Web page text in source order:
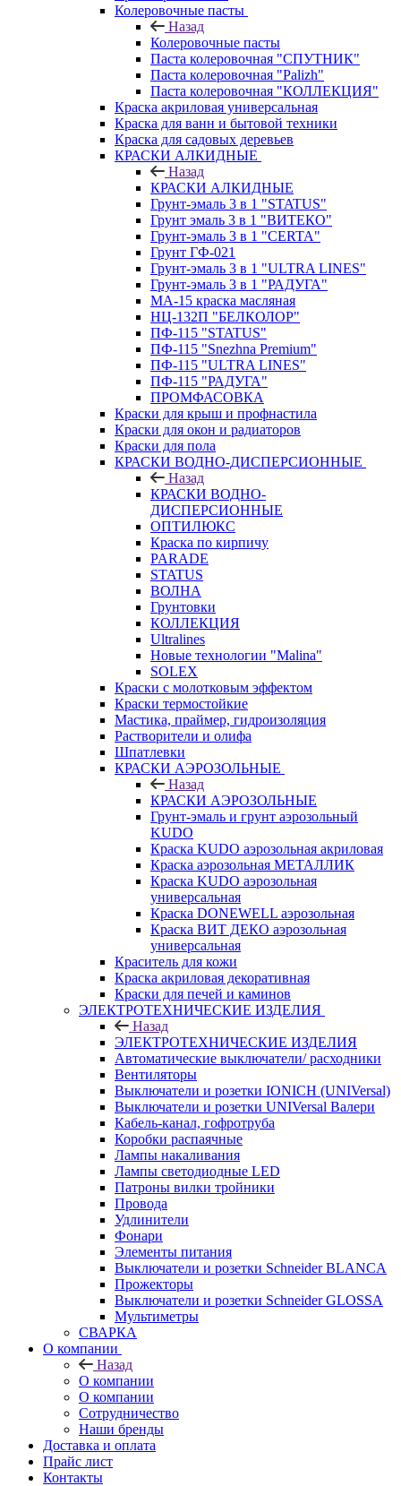
Колеровочные пасты
Назад
Колеровочные пасты
Паста колеровочная "СПУТНИК"
Паста колеровочная "Palizh"
Паста колеровочная "КОЛЛЕКЦИЯ"
Краска акриловая универсальная
Краска для ванн и бытовой техники
Краска для садовых деревьев
КРАСКИ АЛКИДНЫЕ
Назад
КРАСКИ АЛКИДНЫЕ
Грунт-эмаль 3 в 1 "STATUS"
Грунт эмаль 3 в 1 "ВИТЕКО"
Грунт-эмаль 3 в 1 "CERTA"
Грунт ГФ-021
Грунт-эмаль 3 в 1 "ULTRA LINES"
Грунт-эмаль 3 в 1 "РАДУГА"
МА-15 краска масляная
НЦ-132П "БЕЛКОЛОР"
ПФ-115 "STATUS"
ПФ-115 "Snezhna Premium"
ПФ-115 "ULTRA LINES"
ПФ-115 "РАДУГА"
ПРОМФАСОВКА
Краски для крыш и профнастила
Краски для окон и радиаторов
Краски для пола
КРАСКИ ВОДНО-ДИСПЕРСИОННЫЕ
Назад
КРАСКИ ВОДНО-
ДИСПЕРСИОННЫЕ
ОПТИЛЮКС
Краска по кирпичу
PARADE
STATUS
ВОЛНА
Грунтовки
КОЛЛЕКЦИЯ
Ultralines
Новые технологии "Malina"
SOLEX
Краски с молотковым эффектом
Краски термостойкие
Мастика, праймер, гидроизоляция
Растворители и олифа
Шпатлевки
КРАСКИ АЭРОЗОЛЬНЫЕ
Назад
КРАСКИ АЭРОЗОЛЬНЫЕ
Грунт-эмаль и грунт аэрозольный
KUDO
Краска KUDO аэрозольная акриловая
Краска аэрозольная МЕТАЛЛИК
Краска KUDO аэрозольная
универсальная
Краска DONEWELL аэрозольная
Краска ВИТ ДЕКО аэрозольная
универсальная
Краситель для кожи
Краска акриловая декоративная
Краски для печей и каминов
ЭЛЕКТРОТЕХНИЧЕСКИЕ ИЗДЕЛИЯ
Назад
ЭЛЕКТРОТЕХНИЧЕСКИЕ ИЗДЕЛИЯ
Автоматические выключатели/ расходники
Вентиляторы
Выключатели и розетки IONICH (UNIVersal)
Выключатели и розетки UNIVersal Валери
Кабель-канал, гофротруба
Коробки распаячные
Лампы накаливания
Лампы светодиодные LED
Патроны вилки тройники
Провода
Удлинители
Фонари
Элементы питания
Выключатели и розетки Schneider BLANCA
Прожекторы
Выключатели и розетки Schneider GLOSSA
Мультиметры
СВАРКА
О компании
Назад
О компании
О компании
Сотрудничество
Наши бренды
Доставка и оплата
Прайс лист
Контакты